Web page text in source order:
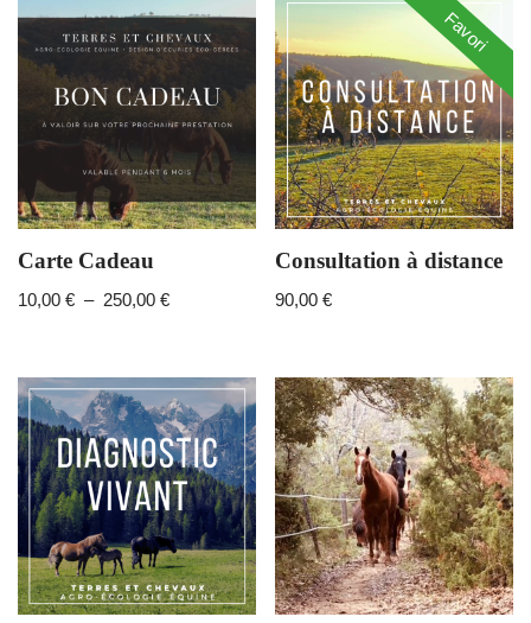
Carte Cadeau
10,00 € – 250,00 €
Favori
Consultation à distance
90,00€